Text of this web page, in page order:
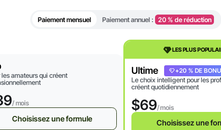
Paiement mensuel Paiement annuel : 20 % de réduction
les amateurs qui créent
/ mois
Choisissez une formule
LES PLUS
Ultime
Le choix intelligent pour les
créent quotidiennement
$69/ mois
Choisissez une
+20 % DE